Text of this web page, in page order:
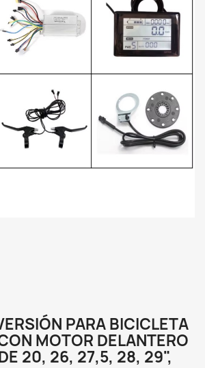
PARA BICICLETA
MOTOR DELANTERO
20, 26, 27,5, 28, 29",